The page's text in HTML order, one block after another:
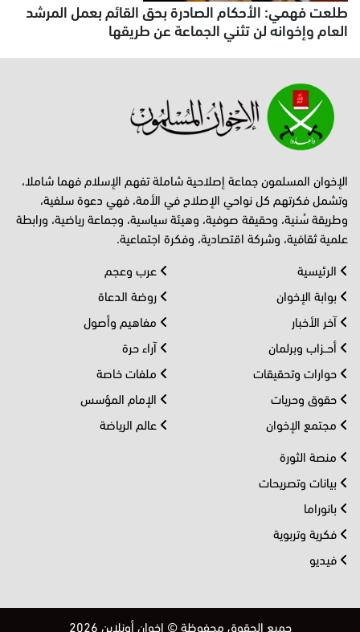
طلعت فهمي: الأحكام الصادرة بحق القائم بعمل المرشد
العام وإخوانه لن تثني الجماعة عن طريقها
الإخوان المسلمون جماعة إصلاحية شاملة تفهم الإسلام فهما شاملا،
وتشمل فكرتهم كل نواحي الإصلاح في الأمة، فهي دعوة سلفية،
وطريقة سُنية، وحقيقة صوفية، وهيئة سياسية، وجماعة رياضية، ورابطة
علمية ثقافية، وشركة اقتصادية، وفكرة اجتماعية.
الرئيسية
بوابة الإخوان
آخر الأخبار
أحــزاب وبرلمان
حوارات وتحقيقات
حقوق وحريات
مجتمع الإخوان
عرب وعجم
روضة الدعاة
مفاهيم وأصول
آراء حرة
ملفات خاصة
الإمام المؤسس
عالم الرياضة
منصة الثورة
بيانات وتصريحات
بانوراما
فكرية وتربوية
فيديو
جميع الحقوق محفوظة © إخوان أونلاين 2026